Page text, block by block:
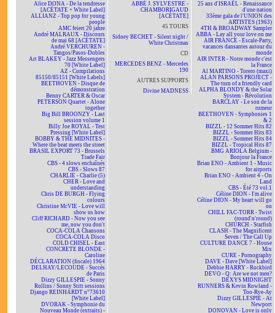
Alice DONA - De la tendresse
[ACÉTATE + White Label]
ALLIANZ - Top pop for young
people
AMC feiert 20 jahre
André MALRAUX - Discours
de mai 68 [ACÉTATE]
André VERCHUREN -
Tangos/Pasos-Dobles
Art BLAKEY - Jazz Messengers
70 [White Label]
AZ - Compilations
85150/85151 [White Labels]
BEETHOVEN - Disque de
démonstration
Benny CARTER & Oscar
PETERSON Quartet - Alone
together
Big Bill BROONZY - Last
session volume 1
Billy Joe ROYAL - Test
Pressing [White Label]
BOBBY & THE MIDNITES -
Where the beat meets the street
BRASIL EXPORT 73 - Brussels
Trade Fair
CBS - 4 slows enchaînés
CBS - Slows 87
CHARLIE - Charlie (5)
CHER - Love and
understanding
Chris DE BURGH - Flying
colours
Christine McVIE - Love will
show us how
Cliff RICHARD - Now you see
me, now you don't
COCA-COLA Chansons
COCA-COLA Disco
COLD CHISEL - East
CONCRETE BLONDE -
Caroline
DÉCLARATION (fiscale) 1964
DELHAY/LECOUDE - Succès
de Paris
Dizzy GILLESPIE - Sonny
Rollins / Sonny Stitt sessions
Django REINHARDT n°73610
[White Label]
DVORAK - Symphonie du
Nouveau Monde (extraits) -
ABBÉ J. SYLVESTRE -
CHAMBORIGAUD
[ACÉTATE]
45 TOURS
Sidney BECHET - Silent night /
White Christmas
CD
MERCEDES BENZ - Mercedes
190
AUTRES SUPPORTS
Divine MADNESS
25 ans d'ISRAËL - Renaissance
d'une nation
33ème gala de l'UNION des
ARTISTES (1963)
4TH & BROADWAY Sampler
ABBA - Lay all your love on me
AIR FRANCE - Escale-Party,
vacances dansantes autour du
monde
AIR INTER - Notre monde c'est
la France
Al MARTINO - Torero (maxi)
ALAN PARSONS PROJECT -
The turn of a friendly card
ALPHA BLONDY & the Solar
System - Révolution
BARCLAY - Le son de la
rumeur
BEETHOVEN - Symphonies 1
& 2
BIZZL - 12 Sommer Hits 82
BIZZL - Sommer Hits 83
BIZZL - Sommer Hits 84
BIZZL - Tropical Hits 87
BMG ARIOLA Belgium -
Bonjour la France
Brian ENO - Ambient 1 - Music
for airports
Brian ENO - Ambient 4 - On
Land
CBS - Été 73 vol.1
Céline DION - I'm alive
Céline DION - My heart will go
on
CHILL FAC-TORR - Twist
(round'n'round)
CHURCH - Starfish
CLASH - The Magnificent
Seven / The Call Up
CULTURE DANCE 7 - House
Mix
CURE - Pornography
DAVE - Dave [White Label]
Debbie HARRY - Rockbird
DEVO - Q: Are we not men?
DEXYS MIDNIGHT
RUNNERS & Kevin Rowland -
Too-Rye-Ay
Dizzy GILLESPIE - At
Newport
DONOVAN - Love is only